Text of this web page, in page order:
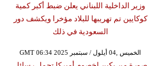
وزير الداخلية اللبناني يعلن ضبط أكبر كمية
كوكايين تم تهريبها للبلاد مؤخرا ويكشف دور
السعودية في ذلك
GMT 06:34 2025 الخميس ,04 أيلول / سبتمبر